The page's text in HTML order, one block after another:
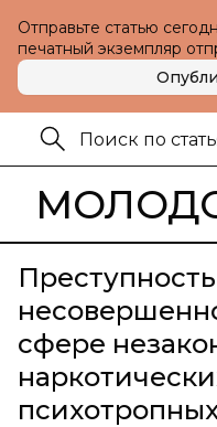
Отправьте статью
печатный экземпляр
Преступность
сфере